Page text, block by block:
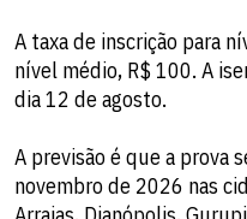
A taxa de inscrição para
nível médio, R$ 100. A
dia 12 de agosto.
A previsão é que a prova
novembro de 2026 nas